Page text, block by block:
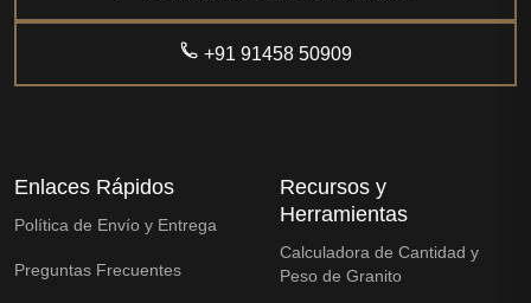
+91 91458 50909
Enlaces Rápidos
Política de Envío y Entrega
Preguntas Frecuentes
Recursos y
Herramientas
Calculadora de Cantidad y
Peso de Granito